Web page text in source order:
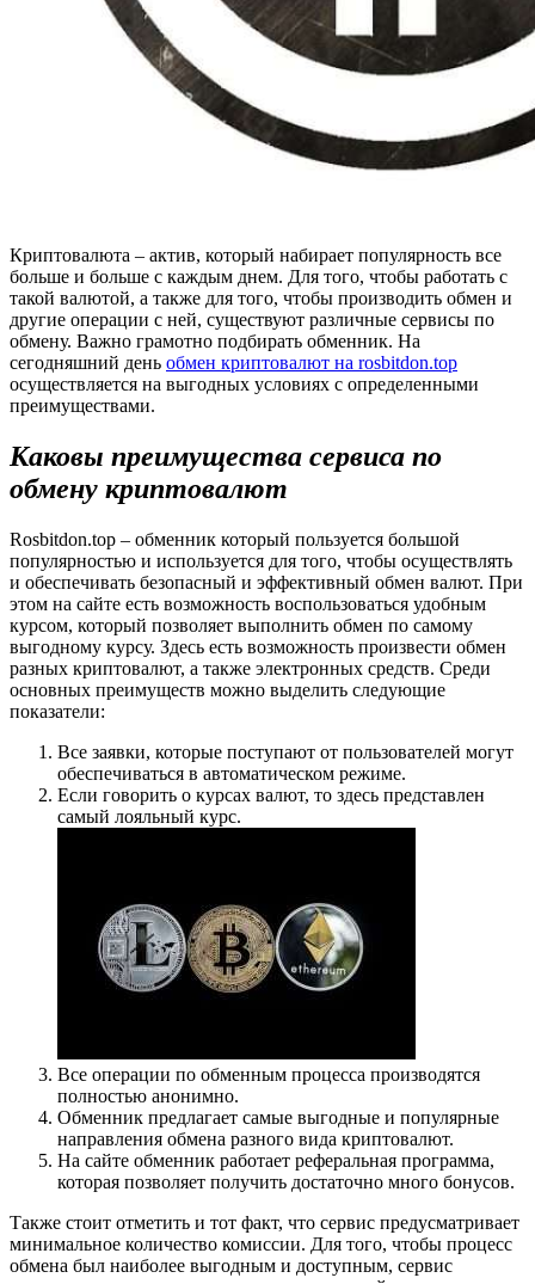
Криптовалюта – актив, который набирает популярность все
больше и больше с каждым днем. Для того, чтобы работать с
такой валютой, а также для того, чтобы производить обмен и
другие операции с ней, существуют различные сервисы по
обмену. Важно грамотно подбирать обменник. На
сегодняшний день обмен криптовалют на rosbitdon.top
осуществляется на выгодных условиях с определенными
преимуществами.
Каковы преимущества сервиса по
обмену криптовалют
Rosbitdon.top – обменник который пользуется большой
популярностью и используется для того, чтобы осуществлять
и обеспечивать безопасный и эффективный обмен валют. При
этом на сайте есть возможность воспользоваться удобным
курсом, который позволяет выполнить обмен по самому
выгодному курсу. Здесь есть возможность произвести обмен
разных криптовалют, а также электронных средств. Среди
основных преимуществ можно выделить следующие
показатели:
Все заявки, которые поступают от пользователей могут
обеспечиваться в автоматическом режиме.
Если говорить о курсах валют, то здесь представлен
самый лояльный курс.
Все операции по обменным процесса производятся
полностью анонимно.
Обменник предлагает самые выгодные и популярные
направления обмена разного вида криптовалют.
На сайте обменник работает реферальная программа,
которая позволяет получить достаточно много бонусов.
Также стоит отметить и тот факт, что сервис предусматривает
минимальное количество комиссии. Для того, чтобы процесс
обмена был наиболее выгодным и доступным, сервис